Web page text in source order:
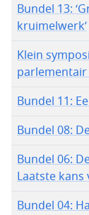
Bundel 13:
kruimelwerk’
Klein
Bundel 11:
Bundel 08:
Bundel 06:
Laatste kans
Bundel 04: